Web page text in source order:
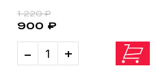
- +
900 ₽
1 220 ₽